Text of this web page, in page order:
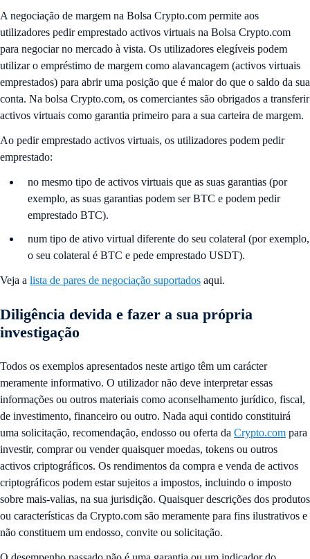
A negociação de margem na Bolsa Crypto.com permite aos
utilizadores pedir emprestado activos virtuais na Bolsa Crypto.com
para negociar no mercado à vista. Os utilizadores elegíveis podem
utilizar o empréstimo de margem como alavancagem (activos virtuais
emprestados) para abrir uma posição que é maior do que o saldo da sua
conta. Na bolsa Crypto.com, os comerciantes são obrigados a transferir
activos virtuais como garantia primeiro para a sua carteira de margem.
Ao pedir emprestado activos virtuais, os utilizadores podem pedir
emprestado:
no mesmo tipo de activos virtuais que as suas garantias (por
exemplo, as suas garantias podem ser BTC e podem pedir
emprestado BTC).
num tipo de ativo virtual diferente do seu colateral (por exemplo,
o seu colateral é BTC e pede emprestado USDT).
Veja a lista de pares de negociação suportados aqui.
Diligência devida e fazer a sua própria
investigação
Todos os exemplos apresentados neste artigo têm um carácter
meramente informativo. O utilizador não deve interpretar essas
informações ou outros materiais como aconselhamento jurídico, fiscal,
de investimento, financeiro ou outro. Nada aqui contido constituirá
uma solicitação, recomendação, endosso ou oferta da Crypto.com para
investir, comprar ou vender quaisquer moedas, tokens ou outros
activos criptográficos. Os rendimentos da compra e venda de activos
criptográficos podem estar sujeitos a impostos, incluindo o imposto
sobre mais-valias, na sua jurisdição. Quaisquer descrições dos produtos
ou características da Crypto.com são meramente para fins ilustrativos e
não constituem um endosso, convite ou solicitação.